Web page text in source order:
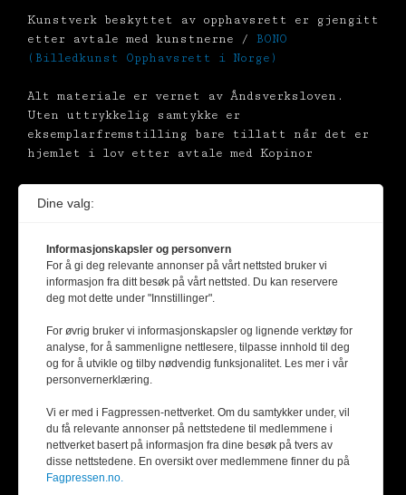
Kunstverk beskyttet av opphavsrett er gjengitt
etter avtale med kunstnerne / BONO
(Billedkunst Opphavsrett i Norge)
Alt materiale er vernet av Åndsverksloven.
Uten uttrykkelig samtykke er
eksemplarfremstilling bare tillatt når det er
hjemlet i lov etter avtale med Kopinor
Dine valg:
Informasjonskapsler og personvern
For å gi deg relevante annonser på vårt nettsted bruker vi
informasjon fra ditt besøk på vårt nettsted. Du kan reservere
deg mot dette under "Innstillinger".
For øvrig bruker vi informasjonskapsler og lignende verktøy for
analyse, for å sammenligne nettlesere, tilpasse innhold til deg
og for å utvikle og tilby nødvendig funksjonalitet. Les mer i vår
personvernerklæring.
Vi er med i Fagpressen-nettverket. Om du samtykker under, vil
du få relevante annonser på nettstedene til medlemmene i
nettverket basert på informasjon fra dine besøk på tvers av
disse nettstedene. En oversikt over medlemmene finner du på
Fagpressen.no.